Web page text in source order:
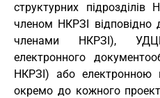
структурних
членом НКРЗІ відповідно
членами НКРЗІ),
електронного
НКРЗІ) або електронною
окремо до кожного